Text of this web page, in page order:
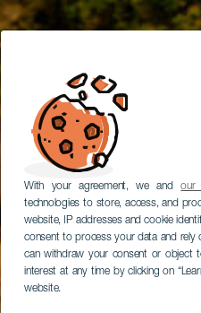
With your agreement, we andour
technologies to store, access, and
website, IP addresses and cookie
consent to process your data and rely
can withdraw your consent or object
interest at any time by clicking on
website.